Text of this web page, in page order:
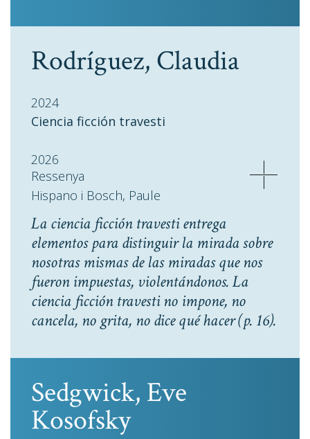
Rodríguez, Claudia
2024
Ciencia ficción travesti
2026
Ressenya
Hispano i Bosch, Paule
La ciencia ficción travesti entrega
elementos para distinguir la mirada sobre
nosotras mismas de las miradas que nos
fueron impuestas, violentándonos. La
ciencia ficción travesti no impone, no
cancela, no grita, no dice qué hacer(p. 16).
Sedgwick, Eve
Kosofsky